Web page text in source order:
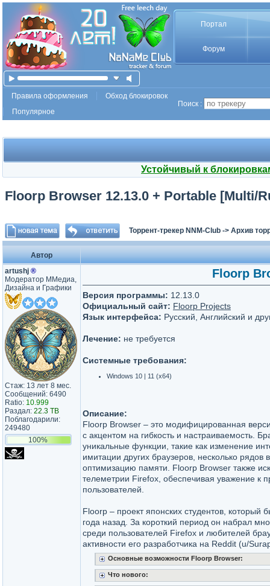
Портал
Форум
Правила оформления
Обход блокировок
Популярное
Поиск :
Устойчивый к
Floorp Browser 12.13.0 + Portable [Multi/
Торрент-трекер NNM-Club -> Архив
Автор
artushj ®
Модератор ММедиа,
Дизайна и Графики
Стаж: 13 лет 8 мес.
Сообщений: 6490
Ratio: 10.999
Раздал: 22.3 TB
Поблагодарили:
249480
100%
Floorp
Версия программы: 12.13.0
Официальный сайт: Floorp Projects
Язык интерфейса: Русский, Английский и
Лечение: не требуется
Системные требования:
Windows 10 | 11 (x64)
Описание:
Floorp Browser – это модифицированная
с акцентом на гибкость и настраиваемость.
уникальные функции, такие как изменение
имитации других браузеров, несколько рядов
оптимизацию памяти. Floorp Browser также
телеметрии Firefox, обеспечивая уважение к
пользователей.
Floorp – проект японских студентов, который
года назад. За короткий период он набрал
среди пользователей Firefox и любителей
активности его разработчика на Reddit (u/
Основные возможности Floorp Browser:
Что нового: